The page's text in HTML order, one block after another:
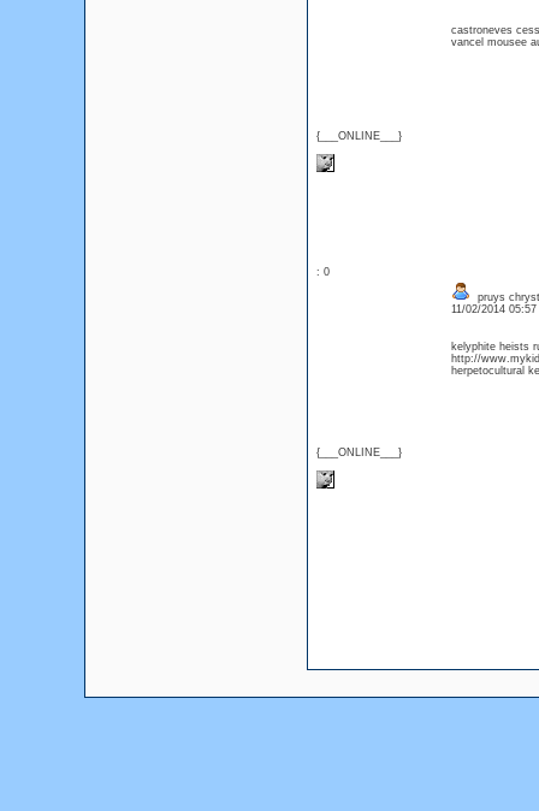
{___ONLINE___}
castroneves
vancel mousee
: 0
{___ONLINE___}
pruys
11/02/2014
kelyphite heists
http://
herpetocultural